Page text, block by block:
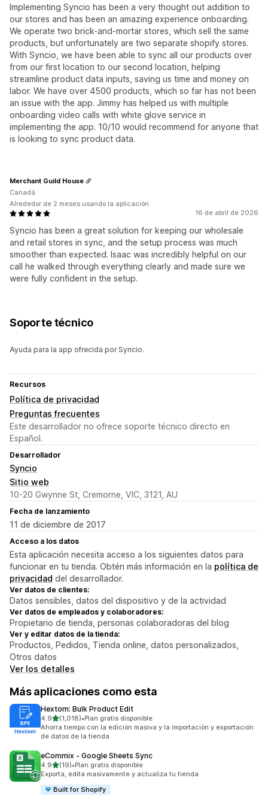
Implementing Syncio has been a very thought out addition to
our stores and has been an amazing experience onboarding.
We operate two brick-and-mortar stores, which sell the same
products, but unfortunately are two separate shopify stores.
With Syncio, we have been able to sync all our products over
from our first location to our second location, helping
streamline product data inputs, saving us time and money on
labor. We have over 4500 products, which so far has not been
an issue with the app. Jimmy has helped us with multiple
onboarding video calls with white glove service in
implementing the app. 10/10 would recommend for anyone that
is looking to sync product data.
16 de abril de 2026
Syncio has been a great solution for keeping our wholesale
and retail stores in sync, and the setup process was much
smoother than expected. Isaac was incredibly helpful on our
call he walked through everything clearly and made sure we
were fully confident in the setup.
Merchant Guild House
Canadá
Alrededor de 2 meses usando la aplicación
Soporte técnico
Ayuda para la app ofrecida por Syncio.
Recursos
Política de privacidad
Preguntas frecuentes
Este desarrollador no ofrece soporte técnico directo en
Español.
Desarrollador
Syncio
Sitio web
10-20 Gwynne St, Cremorne, VIC, 3121, AU
Fecha de lanzamiento
11 de diciembre de 2017
Acceso a los datos
Esta aplicación necesita acceso a los siguientes datos para
funcionar en tu tienda. Obtén más información en la política de
privacidad del desarrollador.
Ver datos de clientes:
Datos sensibles, datos del dispositivo y de la actividad
Ver datos de empleados y colaboradores:
Propietario de tienda, personas colaboradoras del blog
Ver y editar datos de la tienda:
Productos, Pedidos, Tienda online, datos personalizados,
Otros datos
Ver los detalles
Más aplicaciones como esta
Hextom: Bulk Product Edit
4.9de 5 estrellas
(1,018)
1018 reseñas en total
•Plan gratis disponible
Ahorra tiempo con la edición masiva y la importación y exportación
de datos de la tienda
eCommix ‑ Google Sheets Sync
4.9de 5 estrellas
(19)
19 reseñas en total
•Plan gratis disponible
Exporta, edita masivamente y actualiza tu tienda
Built for Shopify